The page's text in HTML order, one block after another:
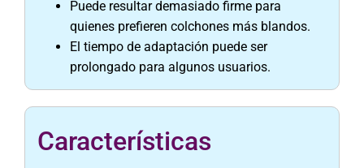
Puede resultar demasiado firme para
quienes prefieren colchones más blandos.
El tiempo de adaptación puede ser
prolongado para algunos usuarios.
Características